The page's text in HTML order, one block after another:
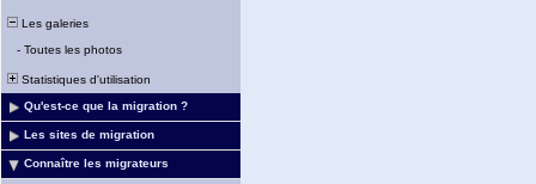
Les galeries
- Toutes les photos
Statistiques d'utilisation
Qu'est-ce que la migration ?
Les sites de migration
Connaître les migrateurs